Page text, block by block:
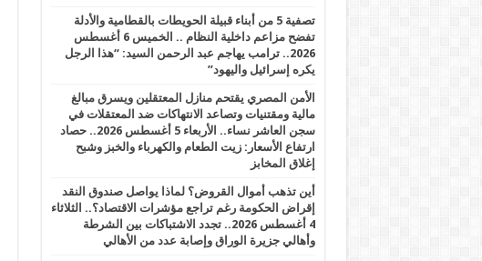
تصفية 5 من أبناء قبيلة الحويطات بالقطامية والأدلة
تفضح مزاعم داخلية النظام .. الخميس 6 أغسطس
2026.. ترامب يهاجم عبد الرحمن السيد: “هذا الرجل
يكره إسرائيل واليهود”
الأمن المصري يقتحم منازل المعتقلين ويسرق مبالغ
مالية ومقتنيات وتصاعد الانتهاكات ضد المعتقلات في
سجن العاشر نساء.. الأربعاء 5 أغسطس 2026.. حصاد
ارتفاع الأسعار: زيت الطعام والكهرباء والخبز وشبح
إغلاق المخابز
أين تذهب أموال القروض؟ لماذا يواصل صندوق النقد
إقراض الحكومة رغم تراجع مؤشرات الاقتصاد؟.. الثلاثاء
4 أغسطس 2026.. تجدد الاشتباكات بين الشرطة
وأهالي جزيرة الوراق وإصابة عدد من الأهالي